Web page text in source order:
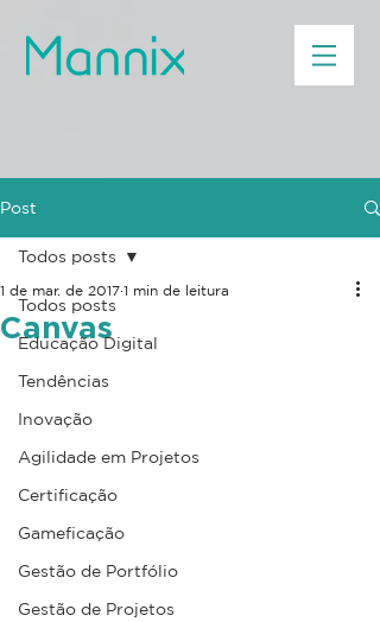
Post
Todos posts
Educação Digital
Tendências
Inovação
Agilidade em Projetos
Certificação
Gameficação
Gestão de Portfólio
Gestão de Projetos
Todos posts
Canvas
1 de mar. de 2017 1 min de leitura